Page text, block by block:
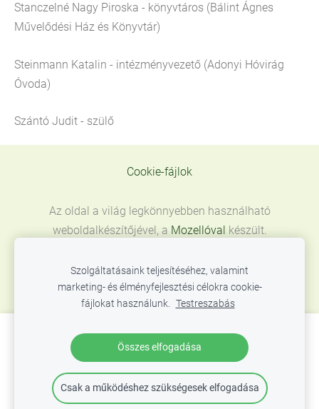
Stanczelné Nagy Piroska - könyvtáros (Bálint Ágnes
Művelődési Ház és Könyvtár)
Steinmann Katalin - intézményvezető (Adonyi Hóvirág
Óvoda)
Szántó Judit - szülő
Cookie-fájlok
Az oldal a világ legkönnyebben használható
weboldalkészítőjével, a Mozellóval készült.
Hozzon létre weboldalt vagy webáruházat a
Mozello segítségével.
Gyorsan, egyszerűen, programozás nélkül.
Szolgáltatásaink teljesítéséhez, valamint
marketing- és élményfejlesztési célokra cookie-
fájlokat használunk. Testreszabás
Összes elfogadása
Csak a működéshez szükségesek elfogadása